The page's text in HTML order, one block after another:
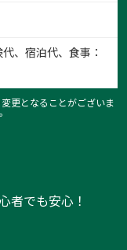
、宿泊代、食事：
更となることがございま
者でも安心！